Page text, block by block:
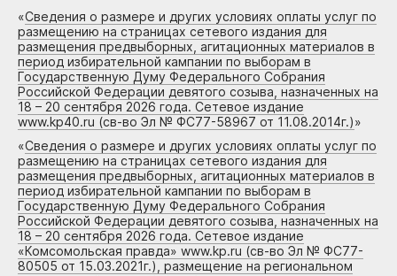
«Сведения о размере и других условиях оплаты услуг по
размещению на страницах сетевого издания для
размещения предвыборных, агитационных материалов в
период избирательной кампании по выборам в
Государственную Думу Федерального Собрания
Российской Федерации девятого созыва, назначенных на
18 – 20 сентября 2026 года. Сетевое издание
www.kp40.ru (св-во Эл № ФС77-58967 от 11.08.2014г.)»
«Сведения о размере и других условиях оплаты услуг по
размещению на страницах сетевого издания для
размещения предвыборных, агитационных материалов в
период избирательной кампании по выборам в
Государственную Думу Федерального Собрания
Российской Федерации девятого созыва, назначенных на
18 – 20 сентября 2026 года. Сетевое издание
«Комсомольская правда» www.kp.ru (св-во Эл № ФС77-
80505 от 15.03.2021г.), размещение на региональном